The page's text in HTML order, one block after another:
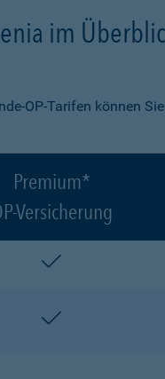
im
OP-Tarifen können
Premium*
Versicherung